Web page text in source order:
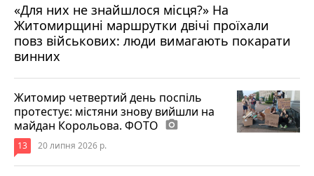
«Для них не знайшлося місця?» На
Житомирщині маршрутки двічі проїхали
повз військових: люди вимагають покарати
винних
17 липня 2026 р.
Житомир четвертий день поспіль
протестує: містяни знову вийшли на
майдан Корольова. ФОТО photo_camera
13 20 липня 2026 р.